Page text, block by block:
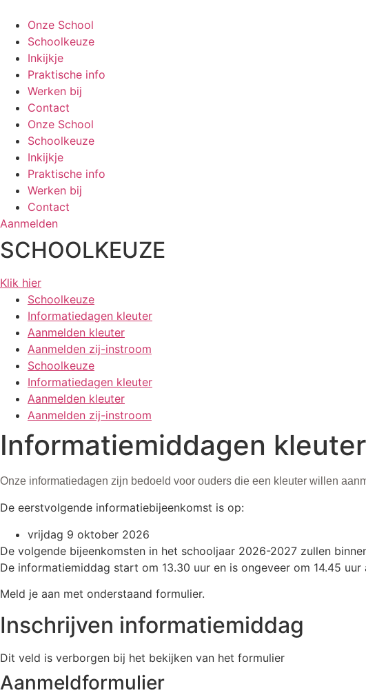
naar
inhoud
Onze School
Schoolkeuze
Inkijkje
Praktische info
Werken bij
Contact
Onze School
Schoolkeuze
Inkijkje
Praktische info
Werken bij
Contact
Aanmelden
SCHOOLKEUZE
Klik hier
Schoolkeuze
Informatiedagen kleuter
Aanmelden kleuter
Aanmelden zij-instroom
Schoolkeuze
Informatiedagen kleuter
Aanmelden kleuter
Aanmelden zij-instroom
Informatiemiddagen kleuter
Onze informatiedagen zijn bedoeld voor ouders die een kleuter willen
De eerstvolgende informatiebijeenkomst is op:
vrijdag 9 oktober 2026
De volgende bijeenkomsten in het schooljaar 2026-2027 zullen
De informatiemiddag start om 13.30 uur en is ongeveer om 14.45 uur
Meld je aan met onderstaand formulier.
Inschrijven informatiemiddag
Dit veld is verborgen bij het bekijken van het formulier
Aanmeldformulier